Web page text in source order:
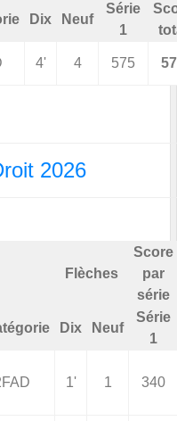
Dix Neuf
Série
1
4' 4 575
2026
Flèches
Score
par
série
Dix Neuf
Série
1
1' 1 340